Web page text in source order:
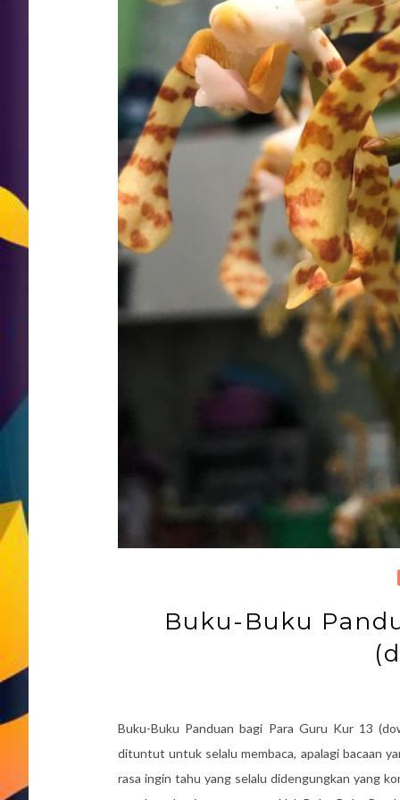
Buku-Buku
Buku-Buku Panduan bagi Para Guru Kur 13
dituntut untuk selalu membaca, apalagi bacaan
rasa ingin tahu yang selalu didengungkan yang